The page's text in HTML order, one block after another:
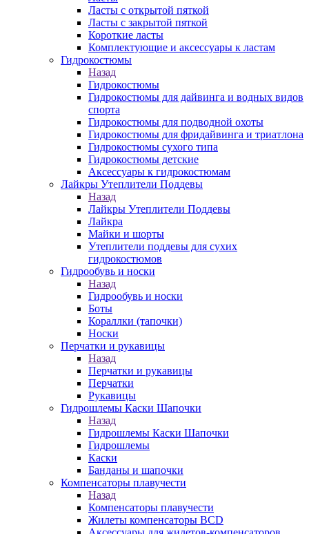
Ласты с открытой пяткой
Ласты с закрытой пяткой
Короткие ласты
Комплектующие и аксессуары к ластам
Гидрокостюмы
Назад
Гидрокостюмы
Гидрокостюмы для дайвинга и водных видов
спорта
Гидрокостюмы для подводной охоты
Гидрокостюмы для фридайвинга и триатлона
Гидрокостюмы сухого типа
Гидрокостюмы детские
Аксессуары к гидрокостюмам
Лайкры Утеплители Поддевы
Назад
Лайкры Утеплители Поддевы
Лайкра
Майки и шорты
Утеплители поддевы для сухих
гидрокостюмов
Гидрообувь и носки
Назад
Гидрообувь и носки
Боты
Кораллки (тапочки)
Носки
Перчатки и рукавицы
Назад
Перчатки и рукавицы
Перчатки
Рукавицы
Гидрошлемы Каски Шапочки
Назад
Гидрошлемы Каски Шапочки
Гидрошлемы
Каски
Банданы и шапочки
Компенсаторы плавучести
Назад
Компенсаторы плавучести
Жилеты компенсаторы BCD